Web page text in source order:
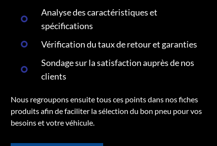
Analyse des caractéristiques et
spécifications
Vérification du taux de retour et garanties
Sondage sur la satisfaction auprès de nos
clients
Nous regroupons ensuite tous ces points dans nos fiches
produits afin de faciliter la sélection du bon pneu pour vos
besoins et votre véhicule.